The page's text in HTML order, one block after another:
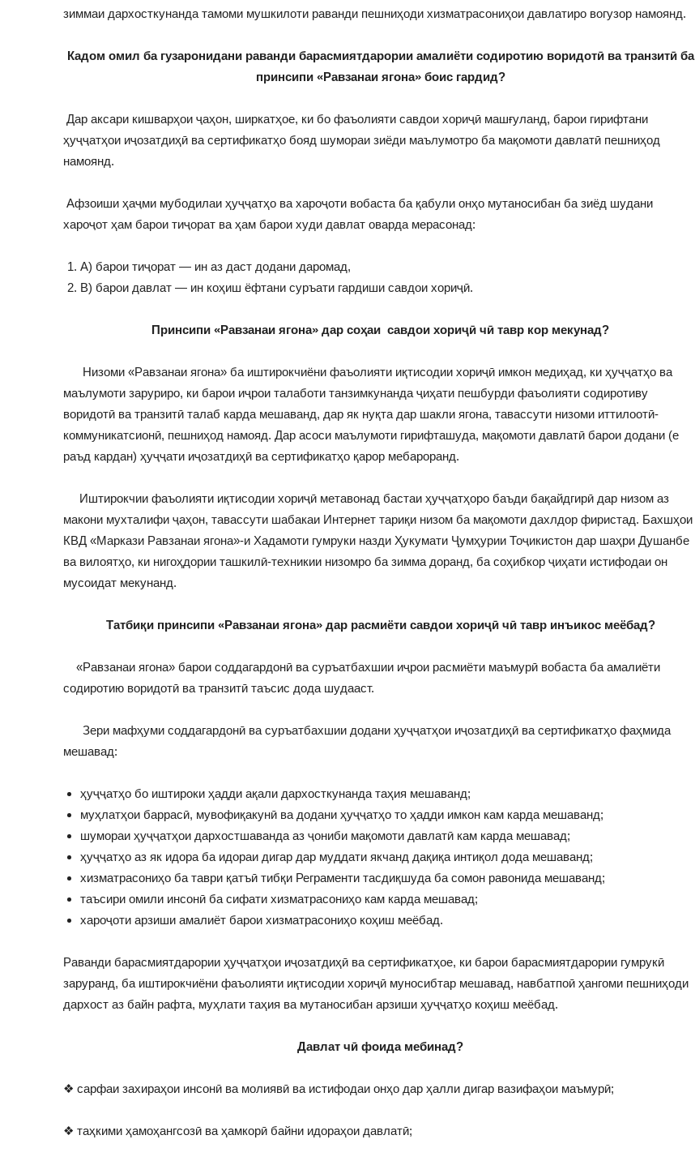
зиммаи дархосткунанда тамоми мушкилоти раванди пешниҳоди хизматрасониҳои давлатиро вогузор намоянд.
Кадом омил ба гузаронидани раванди барасмиятдарории амалиёти содиротию воридотӣ ва транзитӣ ба
принсипи «Равзанаи ягона» боис гардид?
Дар аксари кишварҳои ҷаҳон, ширкатҳое, ки бо фаъолияти савдои хориҷӣ машғуланд, барои гирифтани
ҳуҷҷатҳои иҷозатдиҳӣ ва сертификатҳо бояд шумораи зиёди маълумотро ба мақомоти давлатӣ пешниҳод
намоянд.
Афзоиши ҳаҷми мубодилаи ҳуҷҷатҳо ва хароҷоти вобаста ба қабули онҳо мутаносибан ба зиёд шудани
хароҷот ҳам барои тиҷорат ва ҳам барои худи давлат оварда мерасонад:
A) барои тиҷорат — ин аз даст додани даромад,
B) барои давлат — ин коҳиш ёфтани суръати гардиши савдои хориҷӣ.
Принсипи «Равзанаи ягона» дар соҳаи савдои хориҷӣ чӣ тавр кор мекунад?
Низоми «Равзанаи ягона» ба иштирокчиёни фаъолияти иқтисодии хориҷӣ имкон медиҳад, ки ҳуҷҷатҳо ва
маълумоти заруриро, ки барои иҷрои талаботи танзимкунанда ҷиҳати пешбурди фаъолияти содиротиву
воридотӣ ва транзитӣ талаб карда мешаванд, дар як нуқта дар шакли ягона, тавассути низоми иттилоотӣ-
коммуникатсионӣ, пешниҳод намояд. Дар асоси маълумоти гирифташуда, мақомоти давлатӣ барои додани (е
раъд кардан) ҳуҷҷати иҷозатдиҳӣ ва сертификатҳо қарор мебароранд.
Иштирокчии фаъолияти иқтисодии хориҷӣ метавонад бастаи ҳуҷҷатҳоро баъди бақайдгирӣ дар низом аз
макони мухталифи ҷаҳон, тавассути шабакаи Интернет тариқи низом ба мақомоти дахлдор фиристад. Бахшҳои
КВД «Маркази Равзанаи ягона»-и Хадамоти гумруки назди Ҳукумати Ҷумҳурии Тоҷикистон дар шаҳри Душанбе
ва вилоятҳо, ки нигоҳдории ташкилӣ-техникии низомро ба зимма доранд, ба соҳибкор ҷиҳати истифодаи он
мусоидат мекунанд.
Татбиқи принсипи «Равзанаи ягона» дар расмиёти савдои хориҷӣ чӣ тавр инъикос меёбад?
«Равзанаи ягона» барои соддагардонӣ ва суръатбахшии иҷрои расмиёти маъмурӣ вобаста ба амалиёти
содиротию воридотӣ ва транзитӣ таъсис дода шудааст.
Зери мафҳуми соддагардонӣ ва суръатбахшии додани ҳуҷҷатҳои иҷозатдиҳӣ ва сертификатҳо фаҳмида
мешавад:
ҳуҷҷатҳо бо иштироки ҳадди ақали дархосткунанда таҳия мешаванд;
муҳлатҳои баррасӣ, мувофиқакунӣ ва додани ҳуҷҷатҳо то ҳадди имкон кам карда мешаванд;
шумораи ҳуҷҷатҳои дархостшаванда аз ҷониби мақомоти давлатӣ кам карда мешавад;
ҳуҷҷатҳо аз як идора ба идораи дигар дар муддати якчанд дақиқа интиқол дода мешаванд;
хизматрасониҳо ба таври қатъӣ тибқи Реграменти тасдиқшуда ба сомон равонида мешаванд;
таъсири омили инсонӣ ба сифати хизматрасониҳо кам карда мешавад;
хароҷоти арзиши амалиёт барои хизматрасониҳо коҳиш меёбад.
Раванди барасмиятдарории ҳуҷҷатҳои иҷозатдиҳӣ ва сертификатҳое, ки барои барасмиятдарории гумрукӣ
заруранд, ба иштирокчиёни фаъолияти иқтисодии хориҷӣ муносибтар мешавад, навбатпоӣ ҳангоми пешниҳоди
дархост аз байн рафта, муҳлати таҳия ва мутаносибан арзиши ҳуҷҷатҳо коҳиш меёбад.
Давлат чӣ фоида мебинад?
❖ сарфаи захираҳои инсонӣ ва молиявӣ ва истифодаи онҳо дар ҳалли дигар вазифаҳои маъмурӣ;
❖ таҳкими ҳамоҳангсозӣ ва ҳамкорӣ байни идораҳои давлатӣ;